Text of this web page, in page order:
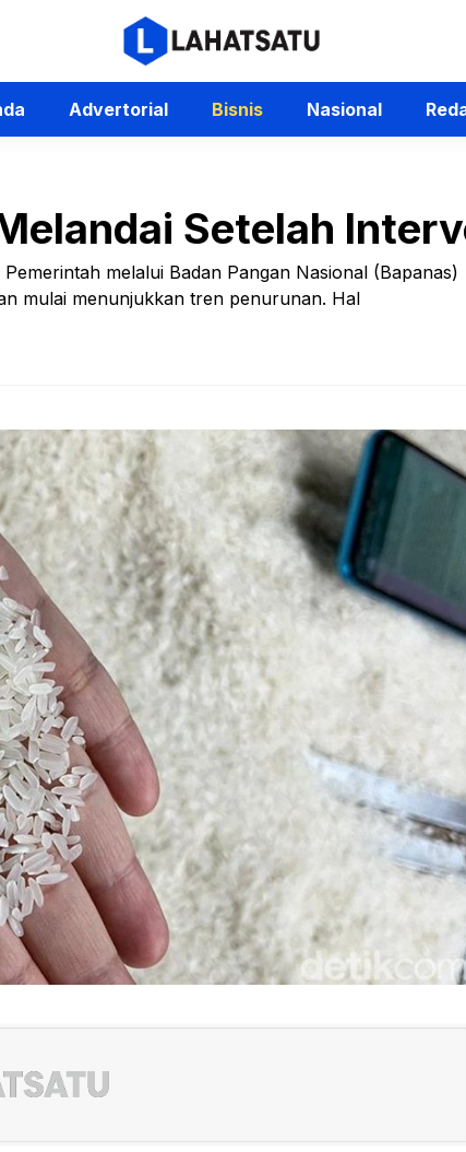
Advertorial Bisnis Nasional
Setelah
melalui Badan Pangan Nasional (Bapanas)
mulai menunjukkan tren penurunan. Hal